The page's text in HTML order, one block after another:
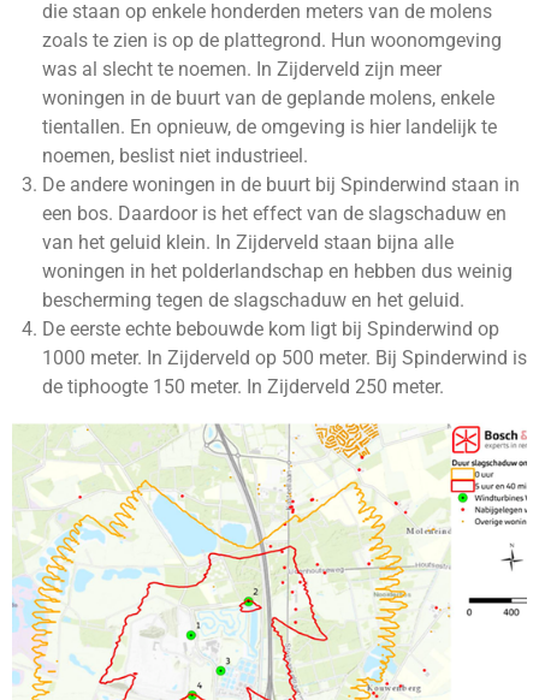
die staan op enkele honderden meters van de molens
zoals te zien is op de plattegrond. Hun woonomgeving
was al slecht te noemen. In Zijderveld zijn meer
woningen in de buurt van de geplande molens, enkele
tientallen. En opnieuw, de omgeving is hier landelijk te
noemen, beslist niet industrieel.
De andere woningen in de buurt bij Spinderwind staan in
een bos. Daardoor is het effect van de slagschaduw en
van het geluid klein. In Zijderveld staan bijna alle
woningen in het polderlandschap en hebben dus weinig
bescherming tegen de slagschaduw en het geluid.
De eerste echte bebouwde kom ligt bij Spinderwind op
1000 meter. In Zijderveld op 500 meter. Bij Spinderwind is
de tiphoogte 150 meter. In Zijderveld 250 meter.